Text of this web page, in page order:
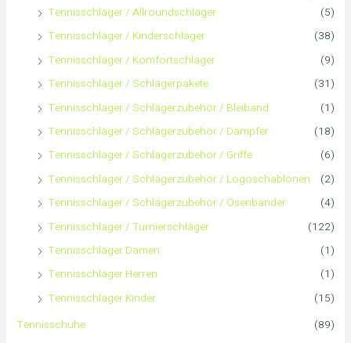
Tennisschläger / Allroundschläger
(5)
Tennisschläger / Kinderschläger
(38)
Tennisschläger / Komfortschläger
(9)
Tennisschläger / Schlägerpakete
(31)
Tennisschläger / Schlägerzubehör / Bleiband
(1)
Tennisschläger / Schlägerzubehör / Dämpfer
(18)
Tennisschläger / Schlägerzubehör / Griffe
(6)
Tennisschläger / Schlägerzubehör / Logoschablonen
(2)
Tennisschläger / Schlägerzubehör / Ösenbänder
(4)
Tennisschläger / Turnierschläger
(122)
Tennisschläger Damen
(1)
Tennisschläger Herren
(1)
Tennisschläger Kinder
(15)
Tennisschuhe
(89)